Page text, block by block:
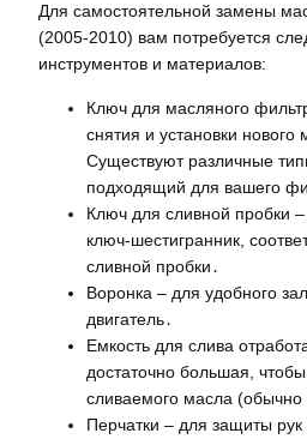
Для самостоятельной замены
(2005-2010) вам потребуется
инструментов и материалов:
Ключ для масляного
снятия и установки нового
Существуют различные
подходящий для вашего
Ключ для сливной пробки
ключ-шестигранник,
сливной пробки․
Воронка – для удобного
двигатель․
Емкость для слива
достаточно большая,
сливаемого масла (обычно
Перчатки – для защиты рук